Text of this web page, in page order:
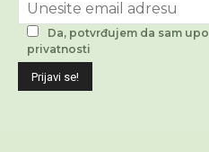
Da, potvrđujem da sam
privatnosti